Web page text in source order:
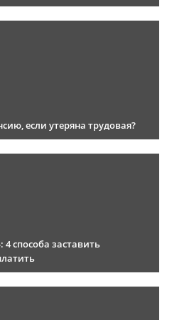
если утеряна трудовая?
способа заставить